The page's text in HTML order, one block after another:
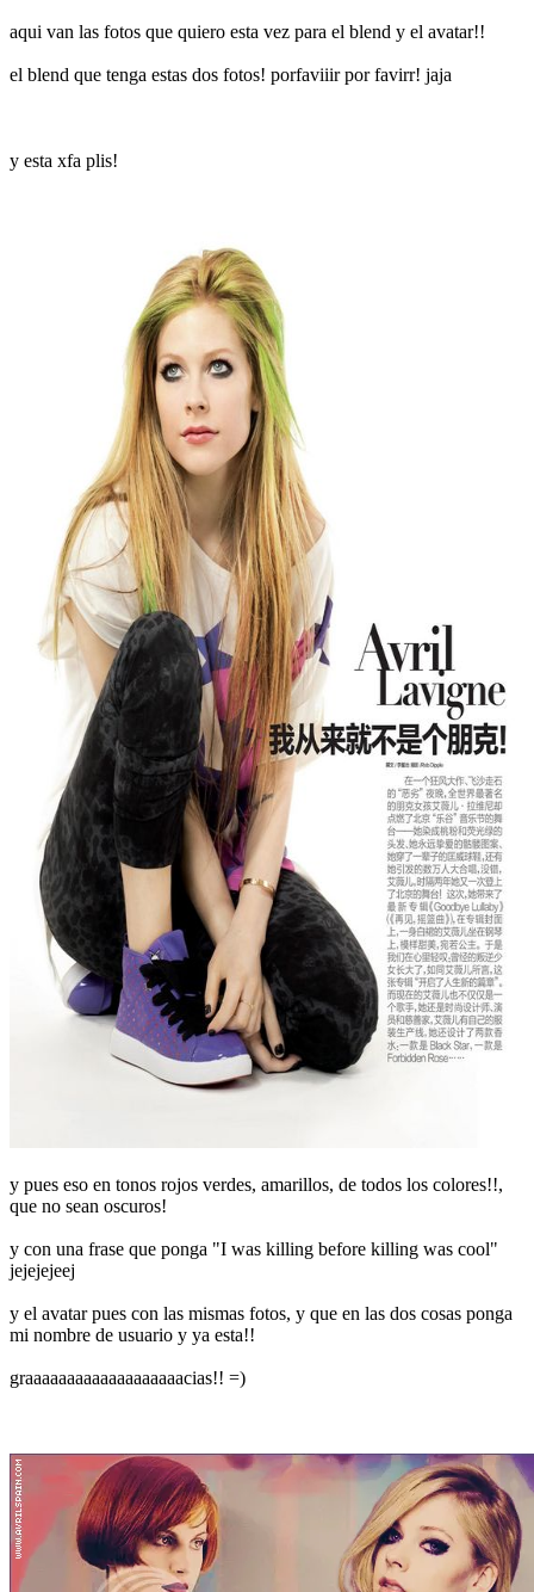
aqui van las fotos que quiero esta vez para el blend y el avatar!!
el blend que tenga estas dos fotos! porfaviiir por favirr! jaja
y esta xfa plis!
y pues eso en tonos rojos verdes, amarillos, de todos los colores!!,
que no sean oscuros!
y con una frase que ponga "I was killing before killing was cool"
jejejejeej
y el avatar pues con las mismas fotos, y que en las dos cosas ponga
mi nombre de usuario y ya esta!!
graaaaaaaaaaaaaaaaaaacias!! =)